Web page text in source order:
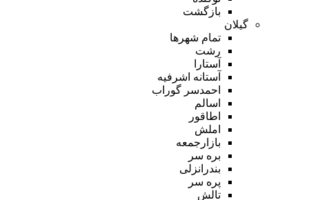
بازگشت
گیلان
تمام شهر‌ها
رشت
آستارا
آستانه اشرفیه
احمدسر گوراب
اسالم
اطاقور
املش
بازارجمعه
بره سر
بندرانزلی
پره سر
تالش